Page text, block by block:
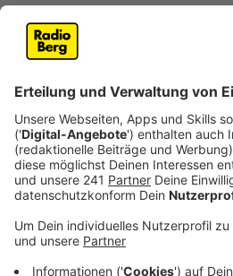
Anzeige
Die gute Nachricht: Wie auch
fahren die Busse der OVAG und
und der Wupsi wird allerdings
Zwei Drittel der Fahrten sollen
Wupsi nach eigener Aussage
sind vor allem Schulbuslinien -
mittlerweile viele Schüler und
sie rechtzeitig informiert